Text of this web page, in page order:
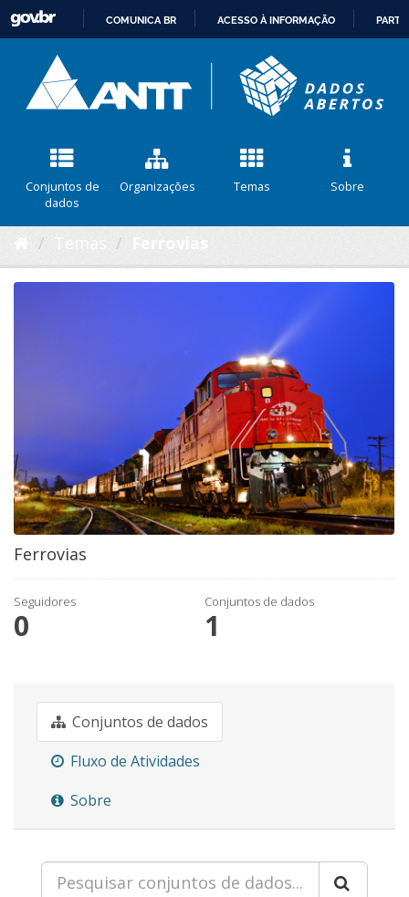
CONTEÚDO
COMUNICA BR ACESSO À INFORMAÇÃO
Conjuntos de
dados
Organizações Temas Sobre
Ferrovias
Seguidores
0
Conjuntos de dados
1
Conjuntos de dados
Fluxo de Atividades
Sobre